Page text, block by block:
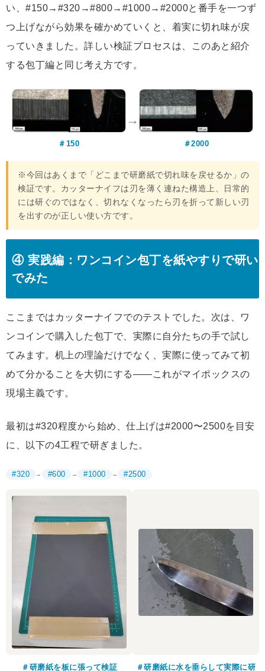
い、#150→#320→#800→#1000→#2000と番手を一つず
つ上げながら効果を確かめていくと、着実に切れ味が戻
っていきました。詳しい検証プロセスは、このあと紹介
する包丁編と同じ考え方です。
＃150
→
＃2000
※今回はあくまで「どこまで研磨紙で切れ味を戻せるか」の
検証です。カッターナイフは刃を薄く連ねた構造上、日常的
には研ぐのではなく、切れなくなったら刃を折って新しい刃
を出すのが正しい使い方です。
④ 実践編：ワンコイン包丁を紙やすりで研い
でみた
ここまではカッターナイフでのテストでした。次は、ワ
ンコインで購入した包丁で、実際に自分たちの手で試し
てみます。机上の理論だけでなく、実際に使ってみて初
めて分かることを大切にする——これがマイポックスの
現場主義です。
最初は#320程度から始め、仕上げは#2000〜2500を目安
に、以下の4工程で研ぎました。
#320 → #600 → #1000 → #2500
＃研磨紙を板に張って検証
＃研磨紙に水を垂らして実際に研